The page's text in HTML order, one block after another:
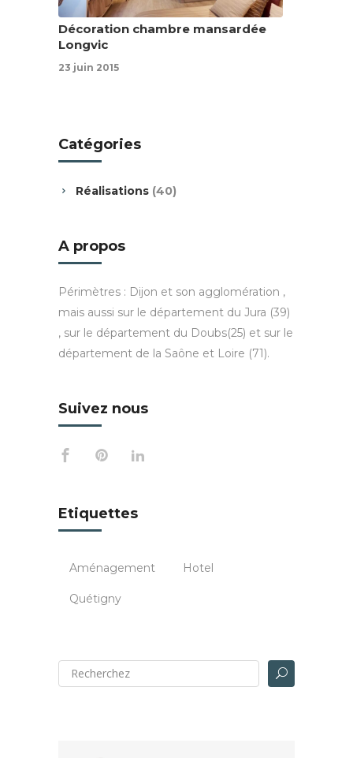
Décoration chambre mansardée
Longvic
23 juin 2015
Catégories
Réalisations (40)
A propos
Périmètres : Dijon et son agglomération ,
mais aussi sur le département du Jura (39)
, sur le département du Doubs(25) et sur le
département de la Saône et Loire (71).
Suivez nous
Etiquettes
Aménagement Hotel
Quétigny